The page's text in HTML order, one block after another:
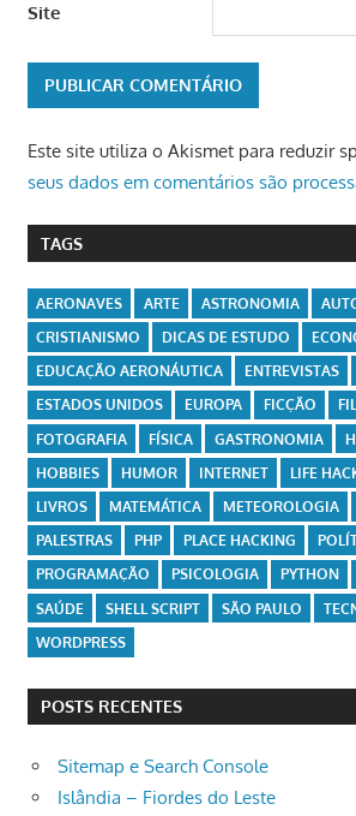
Site
Este site utiliza o Akismet para reduzir
seus dados em comentários são
TAGS
AERONAVES ARTE ASTRONOMIA
CRISTIANISMO
DICAS DE ESTUDO
EDUCAÇÃO AERONÁUTICA
ENTREVISTAS
ESTADOS UNIDOS
EUROPA FICÇÃO
FOTOGRAFIA
FÍSICA GASTRONOMIA
HOBBIES
HUMOR INTERNET LIFE
LIVROS
MATEMÁTICA METEOROLOGIA
PALESTRAS
PHP PLACE HACKING
PROGRAMAÇÃO
PSICOLOGIA PYTHON
SAÚDE
SHELL SCRIPT SÃO PAULO
WORDPRESS
POSTS RECENTES
Sitemap e Search Console
Islândia – Fiordes do Leste